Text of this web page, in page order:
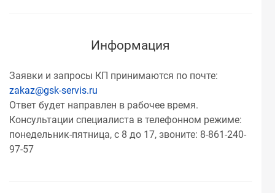
Информация
Заявки и запросы КП принимаются по почте:
zakaz@gsk-servis.ru
Ответ будет направлен в рабочее время.
Консультации специалиста в телефонном режиме:
понедельник-пятница, с 8 до 17, звоните: 8-861-240-
97-57